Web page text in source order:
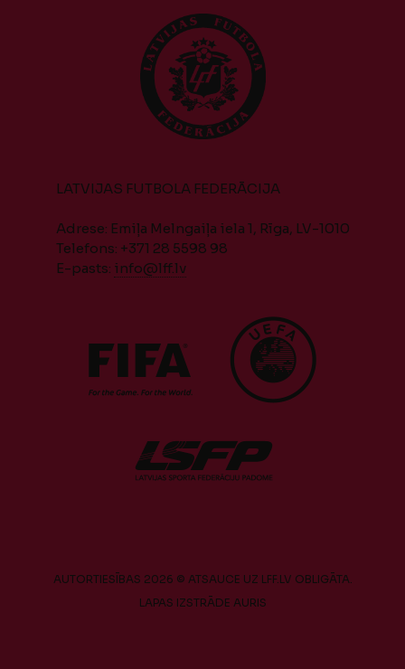
LATVIJAS FUTBOLA FEDERĀCIJA
Adrese: Emiļa Melngaiļa iela 1, Rīga, LV-1010
Telefons: +371 28 5598 98
E-pasts: info@lff.lv
AUTORTIESĪBAS 2026 © ATSAUCE UZ LFF.LV OBLIGĀTA.
LAPAS IZSTRĀDE AURIS